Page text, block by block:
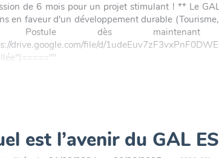
de 6 mois pour un projet stimulant ! ** Le
en faveur d'un développement durable
dès maintenant
drive.google.com/file/d/
est l’avenir du GAL